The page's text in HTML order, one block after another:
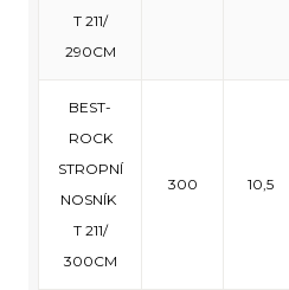
T 211/
290CM
BEST-
ROCK
STROPNÍ
NOSNÍK
T 211/
300CM
300 10,5